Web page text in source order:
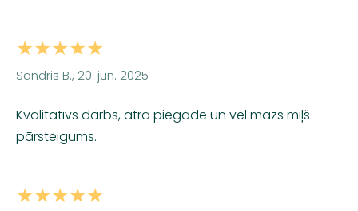
★★★★★
Sandris B., 20. jūn. 2025
Kvalitatīvs darbs, ātra piegāde un vēl mazs mīļš
pārsteigums.
★★★★★